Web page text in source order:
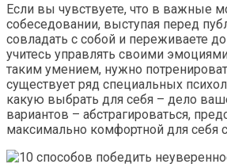
Если вы чувствуете, что в важные
собеседовании, выступая перед
совладать с собой и переживаете
учитесь управлять своими
таким умением, нужно
существует ряд специальных
какую выбрать для себя – дело
вариантов – абстрагироваться,
максимально комфортной для себя